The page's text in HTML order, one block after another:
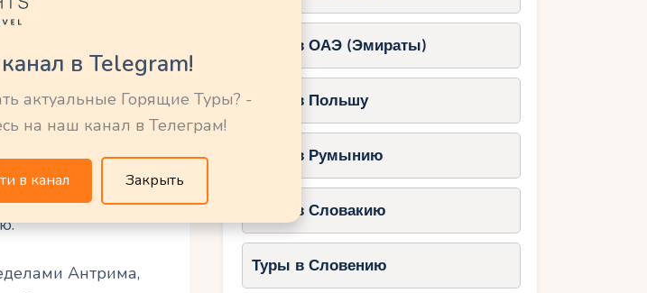
неподалеку.
подъездную
стороны. Его цель
известные своей
природный
Антрима,
Туры в ОАЭ (Эмираты)
Туры в Польшу
Туры в Румынию
Туры в Словакию
Туры в Словению
в Telegram!
актуальные Горящие Туры? -
на наш канал в Телеграм!
в канал Закрыть